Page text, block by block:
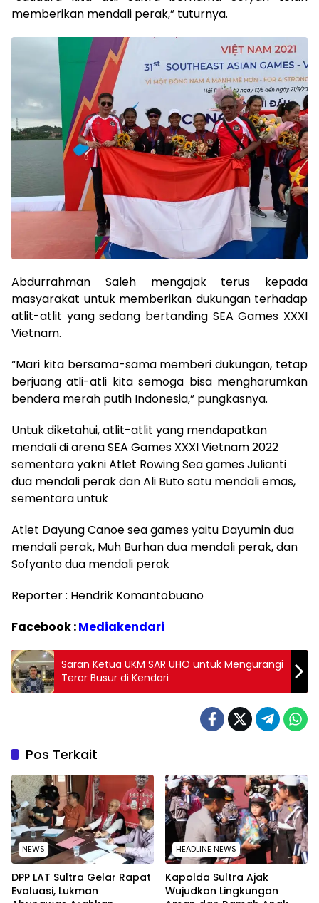
memberikan mendali perak,” tuturnya.
Abdurrahman Saleh mengajak terus kepada
masyarakat untuk memberikan dukungan terhadap
atlit-atlit yang sedang bertanding SEA Games XXXI
Vietnam.
“Mari kita bersama-sama memberi dukungan, tetap
berjuang atli-atli kita semoga bisa mengharumkan
bendera merah putih Indonesia,” pungkasnya.
Untuk diketahui, atlit-atlit yang mendapatkan
mendali di arena SEA Games XXXI Vietnam 2022
sementara yakni Atlet Rowing Sea games Julianti
dua mendali perak dan Ali Buto satu mendali emas,
sementara untuk
Atlet Dayung Canoe sea games yaitu Dayumin dua
mendali perak, Muh Burhan dua mendali perak, dan
Sofyanto dua mendali perak
Reporter : Hendrik Komantobuano
Facebook :Mediakendari
Saran Ketua UKM SAR UHO untuk Mengurangi
Teror Busur di Kendari
Pos Terkait
NEWS
‎DPP LAT Sultra Gelar Rapat
Evaluasi, Lukman
HEADLINE NEWS
Kapolda Sultra Ajak
Wujudkan Lingkungan